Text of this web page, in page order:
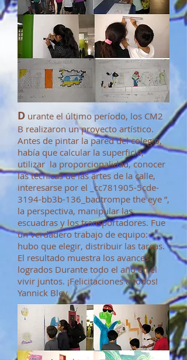
D urante el último período, los CM2
B realizaron un proyecto artístico.
Antes de pintar la pared del colegio,
había que calcular la superficie,
utilizar la proporcionalidad, conocer
las técnicas de las artes de la calle,
interesarse por el _cc781905-5cde-
3194-bb3b-136_badtrompe the eye ”,
la perspectiva, manipular las
escuadras y los transportadores. Fue
un verdadero trabajo de equipo:
hubo que elegir, distribuir las tareas.
El resultado muestra los avances
logrados Durante todo el año en el
vivir juntos. ¡Felicitaciones a todos!
Yannick Bley